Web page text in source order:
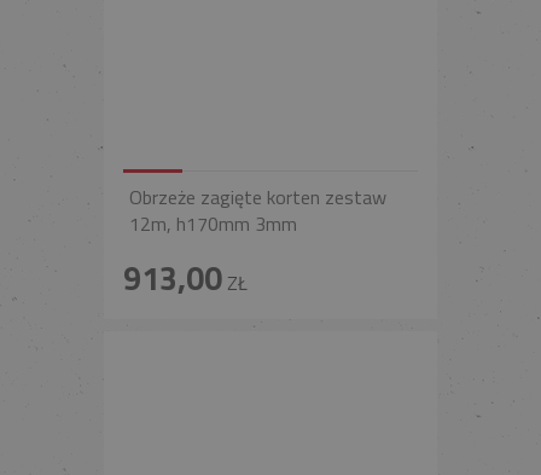
Obrzeże zagięte korten zestaw
12m, h170mm 3mm
913,00ZŁ